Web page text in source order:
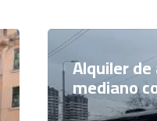
Alquiler
mediano